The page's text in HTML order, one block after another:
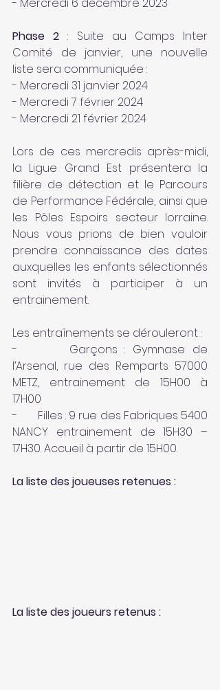
Phase 2 : Suite au Camps Inter
Comité de janvier, une nouvelle
liste sera communiquée :
- Mercredi 31 janvier 2024
- Mercredi 7 février 2024
- Mercredi 21 février 2024
Lors de ces mercredis après-midi,
la Ligue Grand Est présentera la
filière de détection et le Parcours
de Performance Fédérale, ainsi que
les Pôles Espoirs secteur lorraine.
Nous vous prions de bien vouloir
prendre connaissance des dates
auxquelles les enfants sélectionnés
sont invités à participer à un
entrainement.
Les entraînements se dérouleront :
-       Garçons : Gymnase de
l’Arsenal, rue des Remparts 57000
METZ, entrainement de 15H00 à
17H00
-       Filles : 9 rue des Fabriques 5400
NANCY entrainement de 15H30 –
17H30. Accueil à partir de 15H00.
La liste des joueuses retenues :
La liste des joueurs retenus :